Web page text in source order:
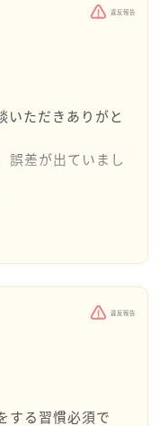
違反報告
いただきありがと
誤差が出ていまし
ナスでお金が足り
気もどんよりして
す。
しわかります。
至らなかったので
ろでは、途中でレ
とはしないので
難しいと思いま
違反報告
する習慣必須で